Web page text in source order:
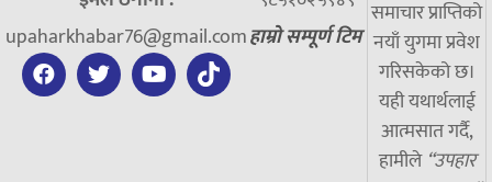
upaharkhabar76@gmail.comहाम्रो सम्पूर्ण टिम
समाचार प्राप्तिको
नयाँ युगमा प्रवेश
गरिसकेको छ।
यही यथार्थलाई
आत्मसात गर्दै,
हामीले “उपहार